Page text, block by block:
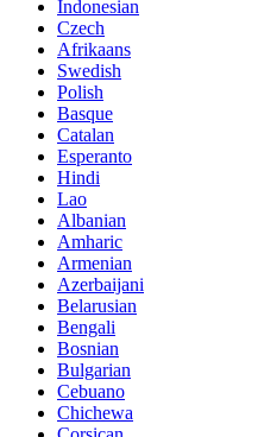
Indonesian
Czech
Afrikaans
Swedish
Polish
Basque
Catalan
Esperanto
Hindi
Lao
Albanian
Amharic
Armenian
Azerbaijani
Belarusian
Bengali
Bosnian
Bulgarian
Cebuano
Chichewa